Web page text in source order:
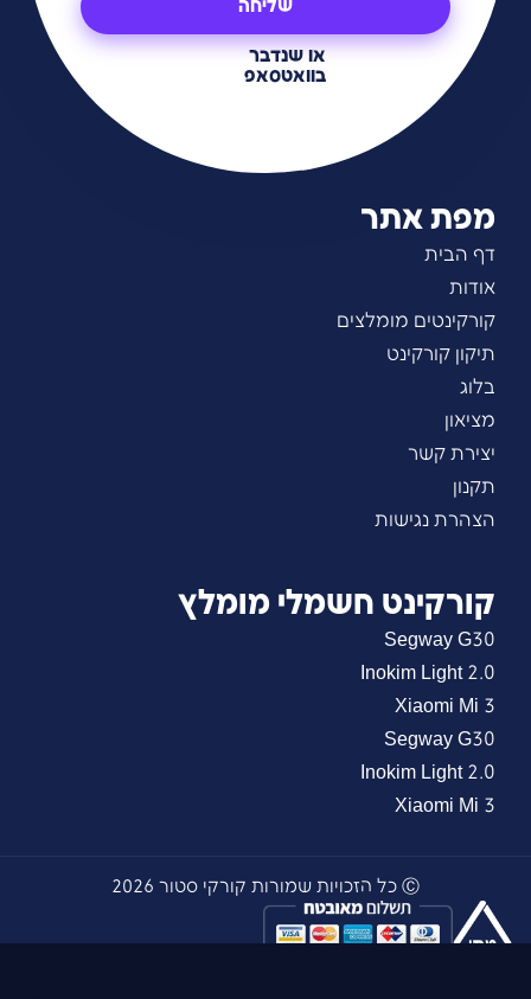
שליחה
או שנדבר
בוואטסאפ
מפת אתר
דף הבית
אודות
קורקינטים מומלצים
תיקון קורקינט
בלוג
מציאון
יצירת קשר
תקנון
הצהרת נגישות
קורקינט חשמלי מומלץ
Segway G30
Inokim Light 2.0
Xiaomi Mi 3
Segway G30
Inokim Light 2.0
Xiaomi Mi 3
Ⓒ כל הזכויות שמורות קורקי סטור 2026